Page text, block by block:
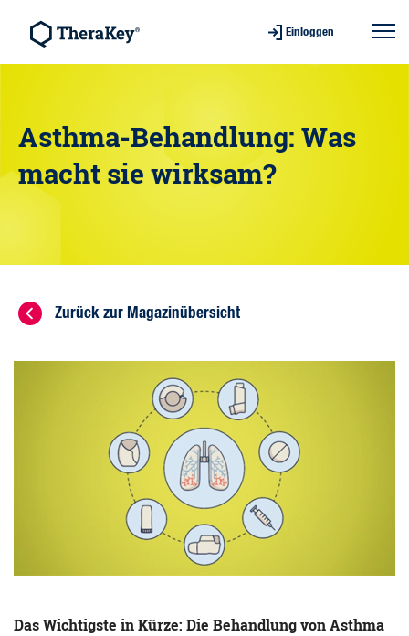
Einloggen
Asthma-Behandlung: Was
macht sie wirksam?
Zurück zur Magazinübersicht
Das Wichtigste in Kürze: Die Behandlung von Asthma